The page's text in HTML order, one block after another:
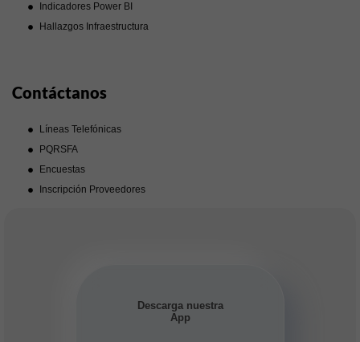
Indicadores Power BI
Hallazgos Infraestructura
Contáctanos
Líneas Telefónicas
PQRSFA
Encuestas
Inscripción Proveedores
Descarga nuestra
App